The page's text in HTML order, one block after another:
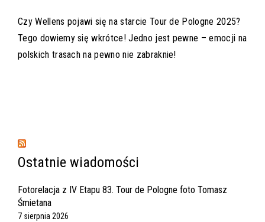
Czy Wellens pojawi się na starcie Tour de Pologne 2025?
Tego dowiemy się wkrótce! Jedno jest pewne – emocji na
polskich trasach na pewno nie zabraknie!
Ostatnie wiadomości
Fotorelacja z IV Etapu 83. Tour de Pologne foto Tomasz
Śmietana
7 sierpnia 2026